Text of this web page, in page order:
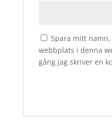
Spara mitt
webbplats i denna
gång jag skriver en